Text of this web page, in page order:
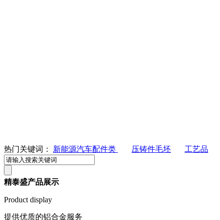
热门关键词： 新能源汽车配件类 压铸件毛坯 工艺品
精泰盛产品展示
Product display
提供优质的铝合金服务